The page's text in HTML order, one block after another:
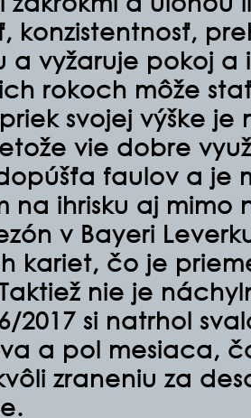
konzistentnosť,
a vyžaruje pokoj a
rokoch môže
svojej výške
vie dobre
faulov a je
na ihrisku aj mimo
v Bayeri
kariet, čo je
nie je
2017 si natrhol
a pol mesiaca,
zraneniu za